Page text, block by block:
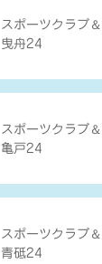
スポーツクラブ ＆
曳舟24
スポーツクラブ ＆
亀戸24
スポーツクラブ ＆
青砥24